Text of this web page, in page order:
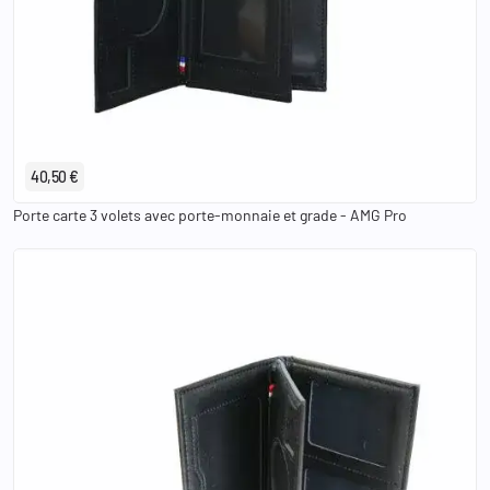
40,50 €
Porte carte 3 volets avec porte-monnaie et grade - AMG Pro